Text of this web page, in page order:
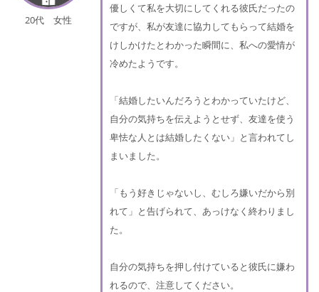
20代 女性
優しくて私を大切にしてくれる彼氏だったの
ですが、私が友達に協力してもらって結婚を
けしかけたとわかった瞬間に、私への愛情が
冷めたようです。
「結婚したいんだろうとわかっていたけど、
自分の気持ちを伝えようとせず、友達を使う
卑怯な人とは結婚したくない」と言われてし
まいました。
「もう好きじゃないし、むしろ嫌いだから別
れて」と告げられて、あっけなく終わりまし
た。
自分の気持ちを押し付けていると彼氏に嫌わ
れるので、注意してください。